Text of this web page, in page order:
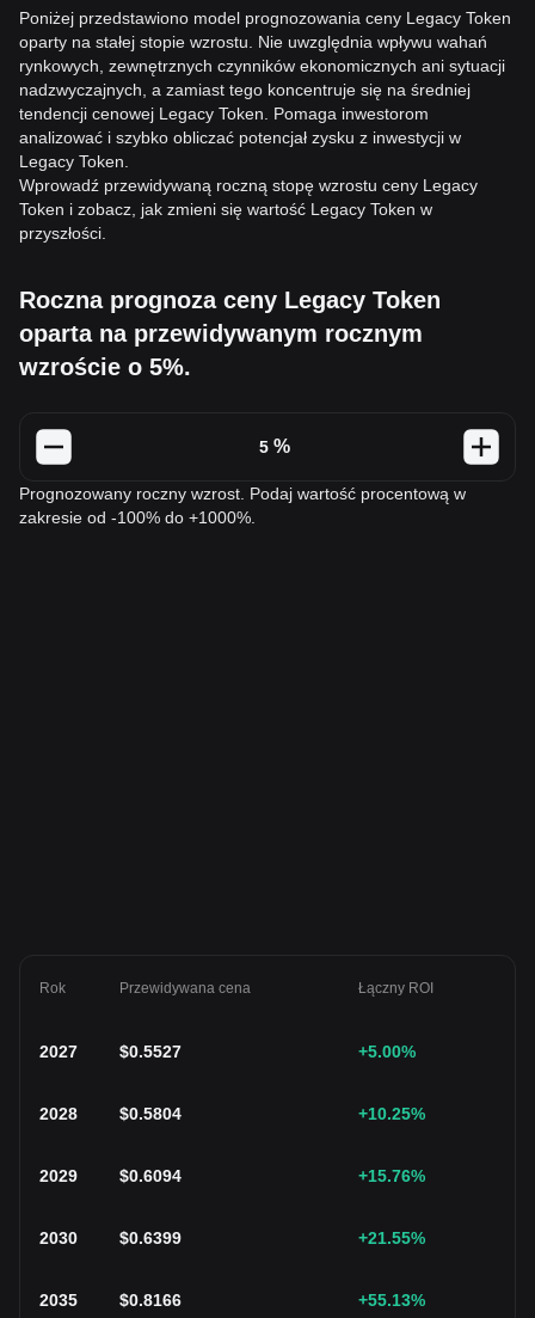
Poniżej przedstawiono model prognozowania ceny Legacy Token
oparty na stałej stopie wzrostu. Nie uwzględnia wpływu wahań
rynkowych, zewnętrznych czynników ekonomicznych ani sytuacji
nadzwyczajnych, a zamiast tego koncentruje się na średniej
tendencji cenowej Legacy Token. Pomaga inwestorom
analizować i szybko obliczać potencjał zysku z inwestycji w
Legacy Token.
Wprowadź przewidywaną roczną stopę wzrostu ceny Legacy
Token i zobacz, jak zmieni się wartość Legacy Token w
przyszłości.
Roczna prognoza ceny Legacy Token
oparta na przewidywanym rocznym
wzroście o 5%.
%
Prognozowany roczny wzrost. Podaj wartość procentową w
zakresie od -100% do +1000%.
Rok Przewidywana cena Łączny ROI
2027 $0.5527 +5.00%
2028 $0.5804 +10.25%
2029 $0.6094 +15.76%
2030 $0.6399 +21.55%
2035 $0.8166 +55.13%